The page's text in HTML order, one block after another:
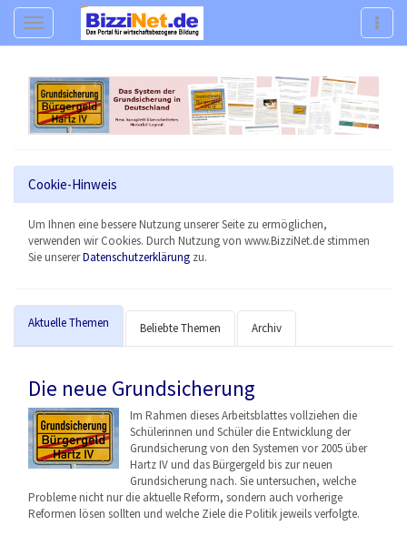
Navigation
Cookie-Hinweis
Um Ihnen eine bessere Nutzung unserer Seite zu ermöglichen,
verwenden wir Cookies. Durch Nutzung von www.BizziNet.de stimmen
Sie unsererDatenschutzerklärung zu.
Aktuelle Themen Beliebte Themen Archiv
Die neue Grundsicherung
Im Rahmen dieses Arbeitsblattes vollziehen die
Schülerinnen und Schüler die Entwicklung der
Grundsicherung von den Systemen vor 2005 über
Hartz IV und das Bürgergeld bis zur neuen
Grundsicherung nach. Sie untersuchen, welche
Probleme nicht nur die aktuelle Reform, sondern auch vorherige
Reformen lösen sollten und welche Ziele die Politik jeweils verfolgte.